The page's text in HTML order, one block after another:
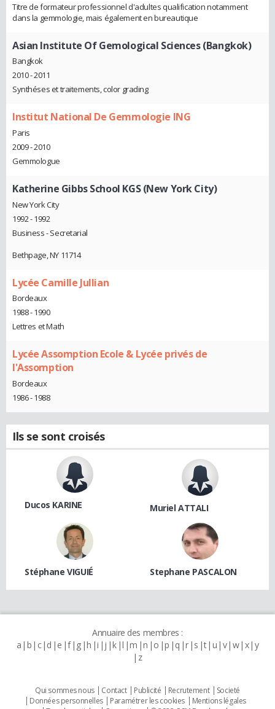
Titre de formateur professionnel d'adultes qualification notamment
dans la gemmologie, mais également en bureautique
Asian Institute Of Gemological Sciences (Bangkok)
Bangkok
2010 - 2011
Synthéses et traitements, color grading
Institut National De Gemmologie ING
Paris
2009 - 2010
Gemmologue
Katherine Gibbs School KGS (New York City)
New York City
1992 - 1992
Business - Secretarial
Bethpage, NY 11714
Lycée Camille Jullian
Bordeaux
1988 - 1990
Lettres et Math
Lycée Assomption Ecole & Lycée privés de
l'Assomption
Bordeaux
1986 - 1988
Ils se sont croisés
Ducos KARINE Muriel ATTALI
Stéphane VIGUIÉ Stephane PASCALON
Annuaire des membres :
a b c d e f g h i j k l m n o p q r s t u v w x y
z
Qui sommes nous Contact Publicité Recrutement
Societé
Données personnelles
Paramétrer les cookies
Mentions légales